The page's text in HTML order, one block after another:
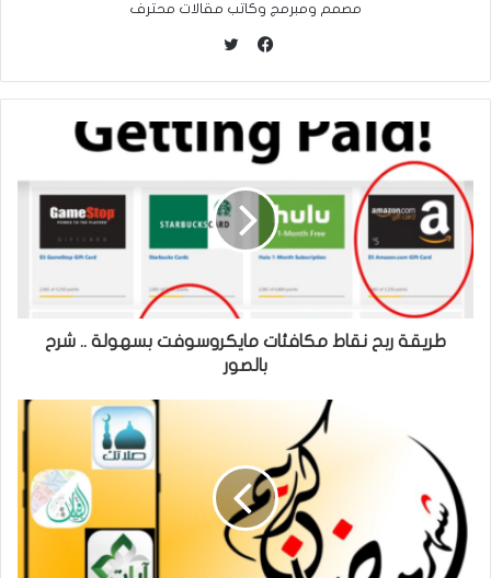
مصمم ومبرمج وكاتب مقالات محترف
ي
س
ب
ي
ت
ر
طريقة ربح نقاط مكافئات مايكروسوفت بسهولة .. شرح
بالصور